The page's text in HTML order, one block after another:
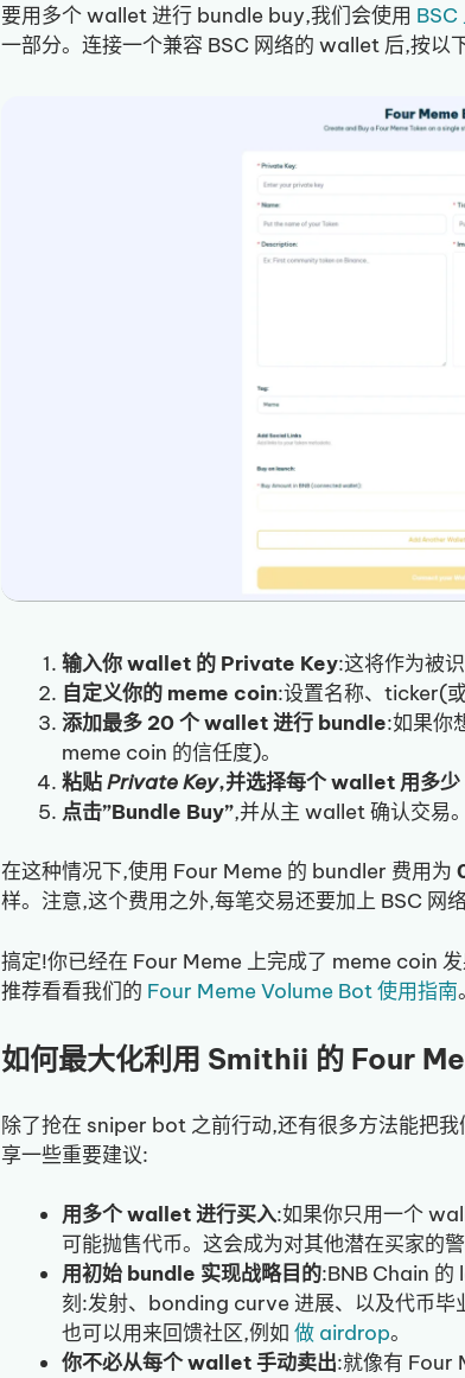
要用多个 wallet 进行 bundle buy,我们会使用 BSC
一部分。连接一个兼容 BSC 网络的 wallet 后,按以
输入你 wallet 的 Private Key:这将作为被
自定义你的 meme coin:设置名称、ticker(
添加最多 20 个 wallet 进行 bundle:如果你
meme coin 的信任度)。
粘贴Private Key,并选择每个 wallet 用多少
点击”Bundle Buy”,并从主 wallet 确认交易。
在这种情况下,使用 Four Meme 的 bundler 费用为
样。注意,这个费用之外,每笔交易还要加上 BSC 网
搞定!你已经在 Four Meme 上完成了 meme coin
推荐看看我们的 Four Meme Volume Bot 使用指南。
如何最大化利用 Smithii 的 Four
除了抢在 sniper bot 之前行动,还有很多方法能把
享一些重要建议:
用多个 wallet 进行买入:如果你只用一个
可能抛售代币。这会成为对其他潜在买家的
用初始 bundle 实现战略目的:BNB Chain
刻:发射、bonding curve 进展、以及代币毕
也可以用来回馈社区,例如 做 airdrop。
你不必从每个 wallet 手动卖出:就像有 Four